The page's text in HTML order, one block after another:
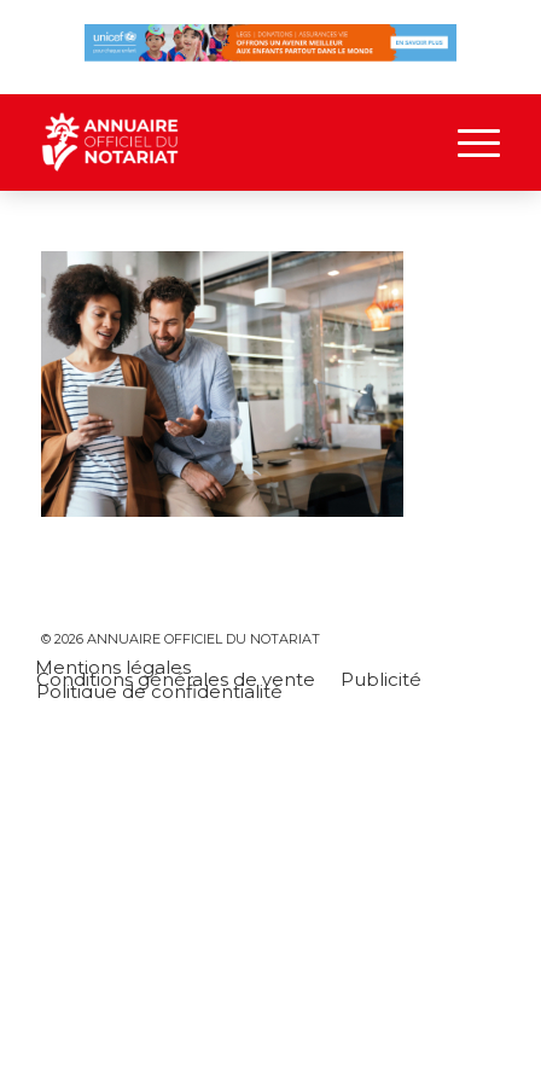
© 2026 ANNUAIRE OFFICIEL DU NOTARIAT
Mentions légales
Conditions générales de vente Publicité
Politique de confidentialité